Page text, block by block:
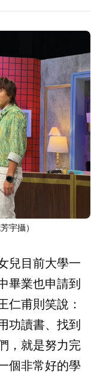
宇攝）
兒目前大學一
畢業也申請到
仁甫則笑說：
功讀書、找到
，就是努力完
個非常好的學